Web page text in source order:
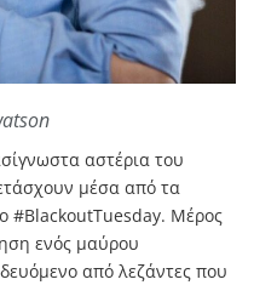
αστέρια του
μέσα από τα
#BlackoutTuesday. Μέρος
ενός μαύρου
από λεζάντες που